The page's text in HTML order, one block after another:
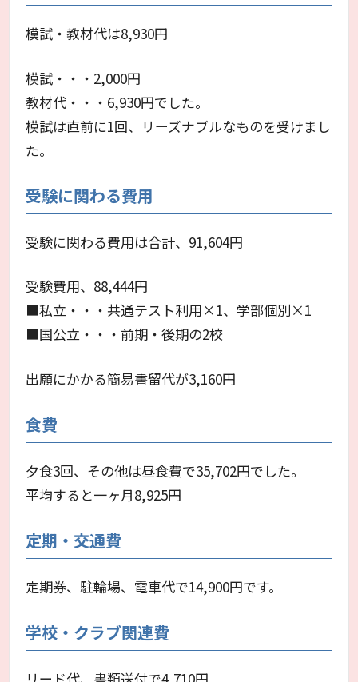
模試・教材代は8,930円
模試・・・2,000円
教材代・・・6,930円でした。
模試は直前に1回、リーズナブルなものを受けまし
た。
受験に関わる費用
受験に関わる費用は合計、91,604円
受験費用、88,444円
■私立・・・共通テスト利用×1、学部個別×1
■国公立・・・前期・後期の2校
出願にかかる簡易書留代が3,160円
食費
夕食3回、その他は昼食費で35,702円でした。
平均すると一ヶ月8,925円
定期・交通費
定期券、駐輪場、電車代で14,900円です。
学校・クラブ関連費